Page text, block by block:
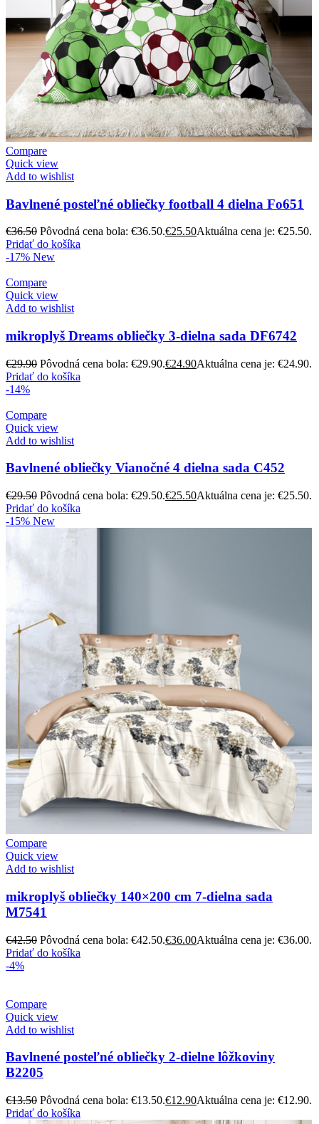
Compare
Quick view
Add to wishlist
Bavlnené posteľné obliečky football 4 dielna Fo651
€36.50 Pôvodná cena bola: €36.50.€25.50Aktuálna cena je: €25.50.
Pridať do košíka
-17% New
Compare
Quick view
Add to wishlist
mikroplyš Dreams obliečky 3-dielna sada DF6742
€29.90 Pôvodná cena bola: €29.90.€24.90Aktuálna cena je: €24.90.
Pridať do košíka
-14%
Compare
Quick view
Add to wishlist
Bavlnené obliečky Vianočné 4 dielna sada C452
€29.50 Pôvodná cena bola: €29.50.€25.50Aktuálna cena je: €25.50.
Pridať do košíka
-15% New
Compare
Quick view
Add to wishlist
mikroplyš obliečky 140×200 cm 7-dielna sada
M7541
€42.50 Pôvodná cena bola: €42.50.€36.00Aktuálna cena je: €36.00.
Pridať do košíka
-4%
Compare
Quick view
Add to wishlist
Bavlnené posteľné obliečky 2-dielne lôžkoviny
B2205
€13.50 Pôvodná cena bola: €13.50.€12.90Aktuálna cena je: €12.90.
Pridať do košíka